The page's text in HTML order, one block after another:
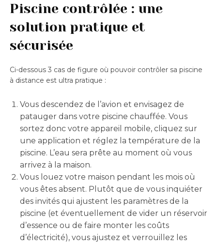
Piscine contrôlée : une
solution pratique et
sécurisée
Ci-dessous 3 cas de figure où pouvoir contrôler sa piscine
à distance est ultra pratique :
Vous descendez de l’avion et envisagez de
patauger dans votre piscine chauffée. Vous
sortez donc votre appareil mobile, cliquez sur
une application et réglez la température de la
piscine. L’eau sera prête au moment où vous
arrivez à la maison.
Vous louez votre maison pendant les mois où
vous êtes absent. Plutôt que de vous inquiéter
des invités qui ajustent les paramètres de la
piscine (et éventuellement de vider un réservoir
d’essence ou de faire monter les coûts
d’électricité), vous ajustez et verrouillez les